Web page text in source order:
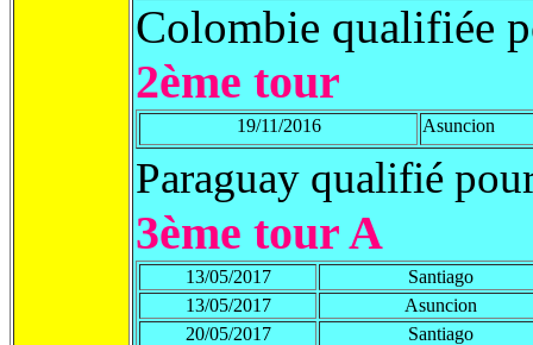
Colombie qualifiée
2ème tour
19/11/2016 Asuncion
Paraguay qualifié
3ème tour A
13/05/2017
Santiago
13/05/2017
Asuncion
20/05/2017
Santiago